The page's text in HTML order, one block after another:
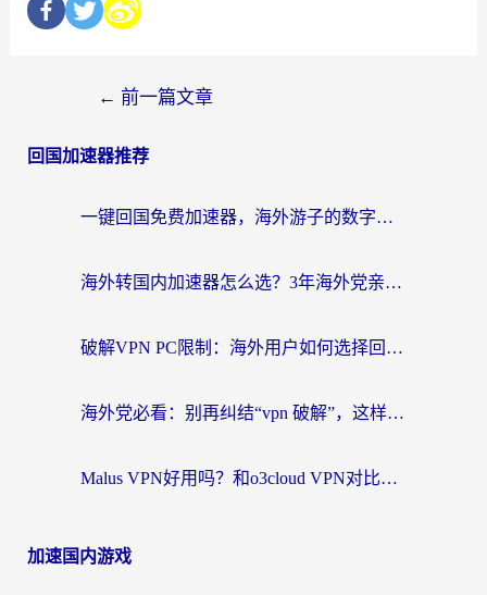
← 前一篇文章
回国加速器推荐
一键回国免费加速器，海外游子的数字归乡路
海外转国内加速器怎么选？3年海外党亲测指南，无缝刷剧玩游戏不再难
破解VPN PC限制：海外用户如何选择回国加速器实现无缝访问国内资源
海外党必看：别再纠结“vpn 破解”，这样选回国加速器才能真正无缝访问国内资源
Malus VPN好用吗？和o3cloud VPN对比哪个回国效果更好？
加速国内游戏